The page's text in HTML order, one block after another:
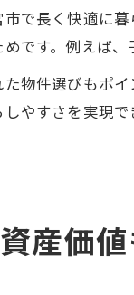
で長く快適に
です。例えば
物件選びもポ
やすさを実現
産価